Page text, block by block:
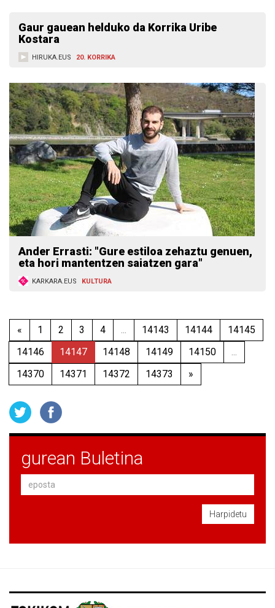
Gaur gauean helduko da Korrika Uribe
Kostara
HIRUKA.EUS 20. KORRIKA
Ander Errasti: "Gure estiloa zehaztu genuen,
eta hori mantentzen saiatzen gara"
KARKARA.EUS KULTURA
« 1 2 3 4 ... 14143 14144
14145
14146
14147 14148 14149 14150
...
14370
14371 14372 14373 »
gurean Buletina
Harpidetu